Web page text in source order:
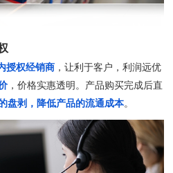
授权经销商 ，让利于客户，利润远优
，价格实惠透明。产品购买完成后直
盘剥，降低产品的流通成本。